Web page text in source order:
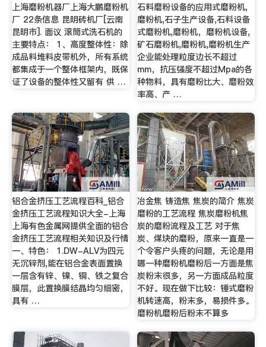
上海磨粉机器厂上海大鹏磨粉机
厂 22条信息 昆明砖机厂[云南
昆明市]. 面议 滚筒式洗石机的
主要特点： 1、高度整体性：除
成品料堆料皮带机外，所有系统
都集成于一个整体框架内，既保
证了设备的整体性又留有 供 …
石料磨粉设备的应用式磨粉机,
磨粉机,石子生产设备,石料设备
式磨粉机,磨粉机，磨粉机设备,
矿石磨粉机,磨粉机,磨粉机生产
企业能处理粒度边长不超过
mm，抗压强度不超过Mpa的各
种物料，具有磨粉比大、磨粉效
率高、产 …
铝合金挤压工艺流程百科_铝合
金挤压工艺流程知识大全-上海
上海有色金属网提供全面的铝合
金挤压工艺流程相关知识及行情
一、特色： 1.DW-ALV为四元
无沉锌剂,能在铝合金表面置换
一层含有锌、镍、铜、铁之复合
膜层，此置换膜结晶均匀细密，
具有 …
冶金焦 铸造焦 焦炭的简介 焦炭
磨粉的工艺流程 焦炭磨粉机焦
炭的磨粉流程及工艺 对于焦
炭、煤块的磨粉，原来一直是一
个令客户头疼的问题，无论是用
哪一种磨粉机磨粉后一方面是焦
炭粉末很多，另一方面成品粒度
不好。现在做下比较：锤式磨粉
机转速高，粉末多，易损件多。
磨粉机磨粉后粉末不算多